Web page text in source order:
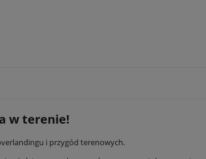
w terenie!
i przygód terenowych.